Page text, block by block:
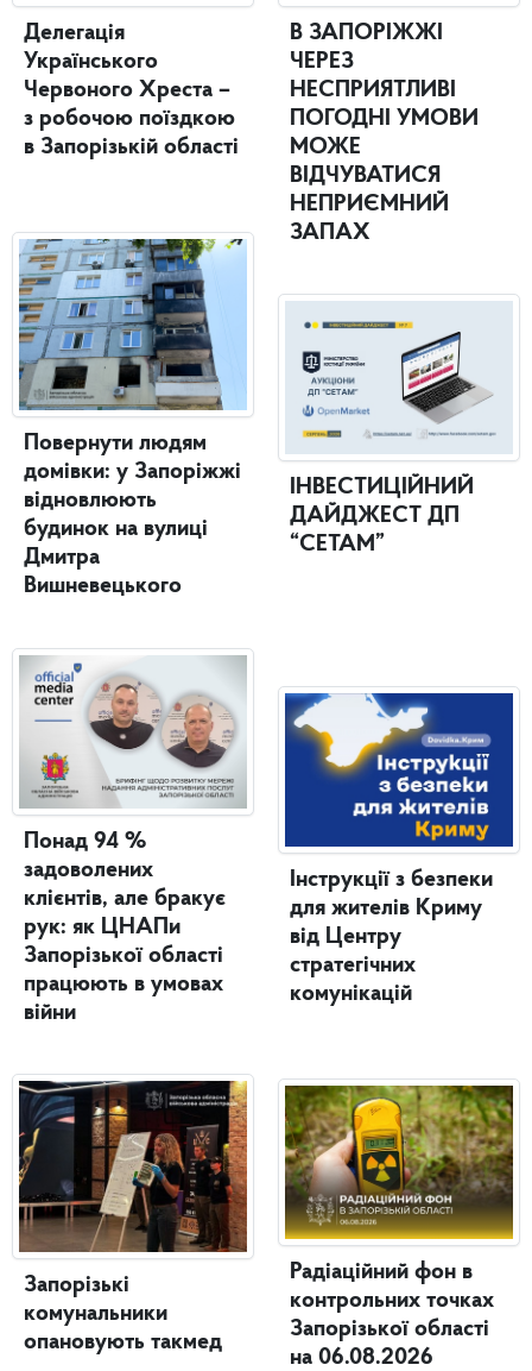
Делегація
Українського
Червоного Хреста –
з робочою поїздкою
в Запорізькій області
Повернути людям
домівки: у Запоріжжі
відновлюють
будинок на вулиці
Дмитра
Вишневецького
Понад 94 %
задоволених
клієнтів, але бракує
рук: як ЦНАПи
Запорізької області
працюють в умовах
війни
Запорізькі
комунальники
опановують такмед
В ЗАПОРІЖЖІ
ЧЕРЕЗ
НЕСПРИЯТЛИВІ
ПОГОДНІ УМОВИ
МОЖЕ
ВІДЧУВАТИСЯ
НЕПРИЄМНИЙ
ЗАПАХ
ІНВЕСТИЦІЙНИЙ
ДАЙДЖЕСТ ДП
“СЕТАМ”
Інструкції з безпеки
для жителів Криму
від Центру
стратегічних
комунікацій
Радіаційний фон в
контрольних точках
Запорізької області
на 06.08.2026